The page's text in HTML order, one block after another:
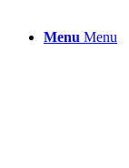
Menu Menu